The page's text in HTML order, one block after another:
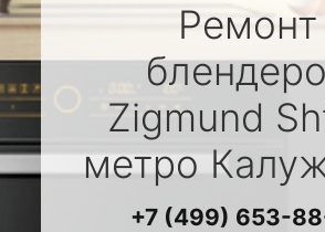
Ремонт
Zigmund
метро
+7 (499) 653-